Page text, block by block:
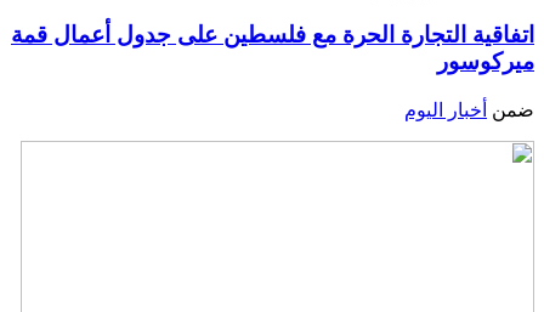
اتفاقية التجارة الحرة مع فلسطين على جدول أعمال قمة
ميركوسور
ضمن أخبار اليوم